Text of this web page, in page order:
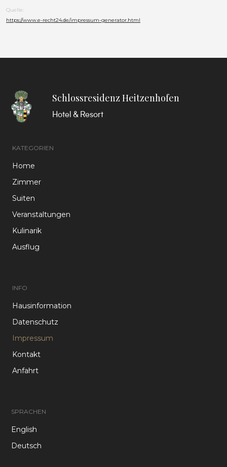
Quelle:
https://www.e-recht24.de/impressum-generator.html
Schlossresidenz Heitzenhofen
Hotel & Resort
KATEGORIEN
Home
Zimmer
Suiten
Veranstaltungen
Kulinarik
Ausflug
INFO
Hausinformation
Datenschutz
Impressum
Kontakt
Anfahrt
SPRACHEN
English
Deutsch